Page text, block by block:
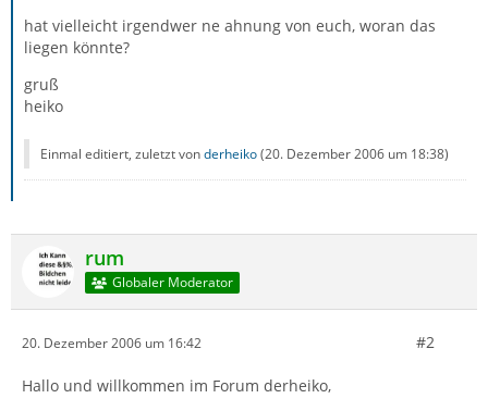
hat vielleicht irgendwer ne ahnung von euch, woran das
liegen könnte?
gruß
heiko
Einmal editiert, zuletzt vonderheiko(20. Dezember 2006 um 18:38)
rum
Globaler Moderator
20. Dezember 2006 um 16:42 #2
Hallo und willkommen im Forum derheiko,